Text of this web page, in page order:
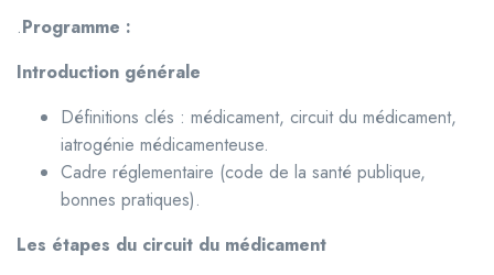
.Programme :
Introduction générale
Définitions clés : médicament, circuit du médicament,
iatrogénie médicamenteuse.
Cadre réglementaire (code de la santé publique,
bonnes pratiques).
Les étapes du circuit du médicament